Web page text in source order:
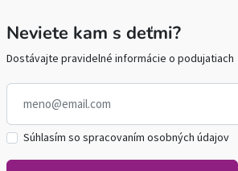
Neviete kam s deťmi?
Dostávajte pravidelné informácie o podujatiach
Súhlasím so spracovaním osobných údajov